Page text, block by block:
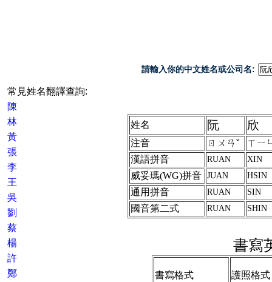
常見姓名翻譯查詢:
陳
林
黃
張
李
王
吳
劉
蔡
楊
許
鄭
請輸入你的中文姓名或公司名:
姓名 阮 欣
注音 ㄖㄨㄢˇ
ㄒㄧ
漢語拼音
RUAN XIN
威妥瑪(WG)拼音 JUAN HSIN
通用拼音 RUAN SIN
國音第二式 RUAN SHIN
書寫
書寫格式 護照格式